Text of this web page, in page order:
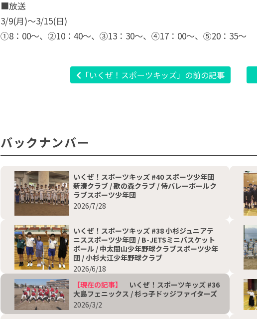
■放送
3/9(月)〜3/15(日)
①8：00〜、②10：40〜、③13：30〜、④17：00〜、⑤20：35〜
「いくぜ！スポーツキッズ」の前の記事
バックナンバー
いくぜ！スポーツキッズ #40 スポーツ少年団
新湊クラブ / 歌の森クラブ / 侍バレーボールク
ラブスポーツ少年団
2026/7/28
いくぜ！スポーツキッズ #38 小杉ジュニアテ
ニススポーツ少年団 / B-JETSミニバスケット
ボール / 中太閤山少年野球クラブスポーツ少年
団 / 小杉大江少年野球クラブ
2026/6/18
【現在の記事】
いくぜ！スポーツキッズ #36
大島フェニックス / 杉っ子ドッジファイターズ
2026/3/2